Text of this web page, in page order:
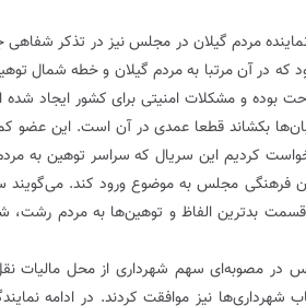
نماینده مردم گیلان در مجلس نیز در تذکر
در آن مرتبا به مردم گیلان و خطه شمال
بوده و مشکلات امنیتی برای کشور ایجاد
بکشاند قطعا عمدی در آن است. این عضو
کردیم این سریال که سراسر توهین به
پایانی خوب شود. در واقع ۳۵ قسمت بدترین الفاظ و
در مصوبه‌ای سهم شهرداری از محل مالیات
شهرداری‌ها نیز موافقت کردند. در ادامه